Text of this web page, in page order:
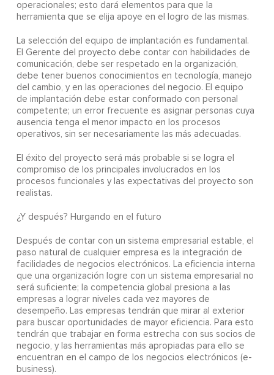
operacionales; esto dará elementos para que la
herramienta que se elija apoye en el logro de las mismas.
La selección del equipo de implantación es fundamental.
El Gerente del proyecto debe contar con habilidades de
comunicación, debe ser respetado en la organización,
debe tener buenos conocimientos en tecnología, manejo
del cambio, y en las operaciones del negocio. El equipo
de implantación debe estar conformado con personal
competente; un error frecuente es asignar personas cuya
ausencia tenga el menor impacto en los procesos
operativos, sin ser necesariamente las más adecuadas.
El éxito del proyecto será más probable si se logra el
compromiso de los principales involucrados en los
procesos funcionales y las expectativas del proyecto son
realistas.
¿Y después? Hurgando en el futuro
Después de contar con un sistema empresarial estable, el
paso natural de cualquier empresa es la integración de
facilidades de negocios electrónicos. La eficiencia interna
que una organización logre con un sistema empresarial no
será suficiente; la competencia global presiona a las
empresas a lograr niveles cada vez mayores de
desempeño. Las empresas tendrán que mirar al exterior
para buscar oportunidades de mayor eficiencia. Para esto
tendrán que trabajar en forma estrecha con sus socios de
negocio, y las herramientas más apropiadas para ello se
encuentran en el campo de los negocios electrónicos (e-
business).